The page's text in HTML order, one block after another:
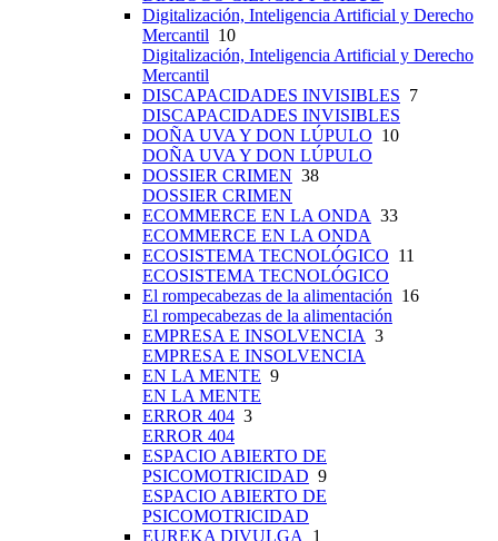
Digitalización, Inteligencia Artificial y Derecho
Mercantil 10
Digitalización, Inteligencia Artificial y Derecho
Mercantil
DISCAPACIDADES INVISIBLES 7
DISCAPACIDADES INVISIBLES
DOÑA UVA Y DON LÚPULO 10
DOÑA UVA Y DON LÚPULO
DOSSIER CRIMEN 38
DOSSIER CRIMEN
ECOMMERCE EN LA ONDA 33
ECOMMERCE EN LA ONDA
ECOSISTEMA TECNOLÓGICO 11
ECOSISTEMA TECNOLÓGICO
El rompecabezas de la alimentación 16
El rompecabezas de la alimentación
EMPRESA E INSOLVENCIA 3
EMPRESA E INSOLVENCIA
EN LA MENTE 9
EN LA MENTE
ERROR 404 3
ERROR 404
ESPACIO ABIERTO DE
PSICOMOTRICIDAD 9
ESPACIO ABIERTO DE
PSICOMOTRICIDAD
EUREKA DIVULGA
1